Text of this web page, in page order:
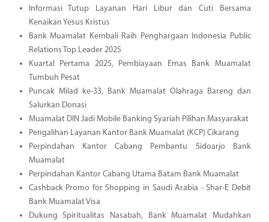
Informasi Tutup Layanan Hari Libur dan Cuti Bersama
Kenaikan Yesus Kristus
Bank Muamalat Kembali Raih Penghargaan Indonesia Public
Relations Top Leader 2025
Kuartal Pertama 2025, Pembiayaan Emas Bank Muamalat
Tumbuh Pesat
Puncak Milad ke-33, Bank Muamalat Olahraga Bareng dan
Salurkan Donasi
Muamalat DIN Jadi Mobile Banking Syariah Pilihan Masyarakat
Pengalihan Layanan Kantor Bank Muamalat (KCP) Cikarang
Perpindahan Kantor Cabang Pembantu Sidoarjo Bank
Muamalat
Perpindahan Kantor Cabang Utama Batam Bank Muamalat
Cashback Promo for Shopping in Saudi Arabia - Shar-E Debit
Bank Muamalat Visa
Dukung Spiritualitas Nasabah, Bank Muamalat Mudahkan